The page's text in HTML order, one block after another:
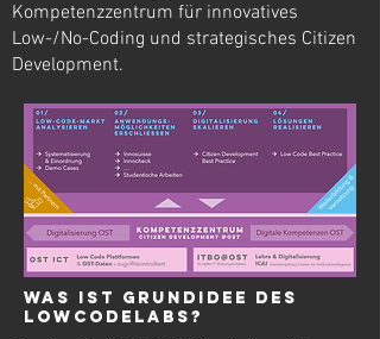
Kompetenzzentrum für innovatives
Low-/No-Coding und strategisches Citizen
Development.
Was ist Grundidee des
LowCodeLabs?